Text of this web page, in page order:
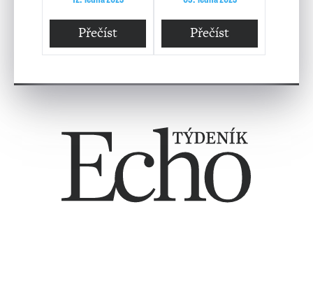
Přečíst Přečíst